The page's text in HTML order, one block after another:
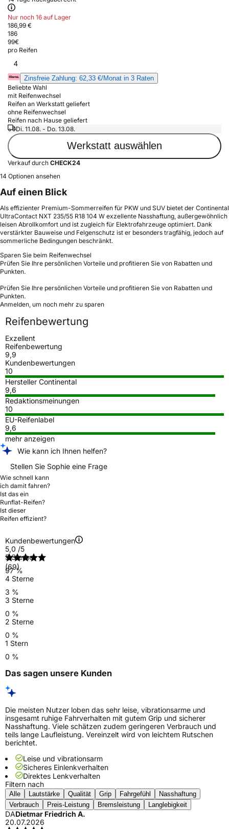
Nur noch 16 auf Lager
186,99 €
186
99€
pro Reifen
4
Zinsfreie Zahlung: 62,33 €/Monat in 3 Raten
Beliebte Wahl
mit Reifenwechsel
Reifen an Werkstatt geliefert
ohne Reifenwechsel
Reifen nach Hause geliefert
Di. 11.08. - Do. 13.08.
Werkstatt auswählen
Verkauf durch CHECK24
14 Optionen ansehen
Auf einen Blick
Als effizienter Premium-Sommerreifen für PKW und SUV bietet der Continental
UltraContact NXT 235/55 R18 104 W exzellente Nasshaftung, außergewöhnlich
leisen Abrollkomfort und ist zugleich für Elektrofahrzeuge optimiert. Dank
verstärkter Bauweise und Felgenschutz ist er besonders tragfähig, jedoch auf
sommerliche Bedingungen beschränkt.
Sparen Sie beim Reifenwechsel
Prüfen Sie Ihre persönlichen Vorteile und profitieren Sie von Rabatten und
Punkten.
Prüfen Sie Ihre persönlichen Vorteile und profitieren Sie von Rabatten und
Punkten.
Anmelden, um noch mehr zu sparen
Reifenbewertung
Exzellent
Reifenbewertung
9,9
Kundenbewertungen
10
Hersteller Continental
9,6
Redaktionsmeinungen
10
EU-Reifenlabel
9,6
mehr anzeigen
Wie kann ich Ihnen helfen?
Stellen Sie Sophie eine Frage
Wie schnell kann
ich damit fahren?
Ist das ein
Runflat-Reifen?
Ist dieser
Reifen effizient?
Kundenbewertungen
5,0 /5
(69)
5 Sterne
97 %
4 Sterne
3 %
3 Sterne
0 %
2 Sterne
0 %
1 Stern
0 %
Das sagen unsere Kunden
Die meisten Nutzer loben das sehr leise, vibrationsarme und
insgesamt ruhige Fahrverhalten mit gutem Grip und sicherer
Nasshaftung. Viele schätzen zudem geringeren Verbrauch und
teils lange Laufleistung. Vereinzelt wird von leichtem Rutschen
berichtet.
Leise und vibrationsarm
Sicheres Einlenkverhalten
Direktes Lenkverhalten
Filtern nach
Alle Lautstärke Qualität Grip Fahrgefühl
Nasshaftung
Verbrauch
Preis-Leistung Bremsleistung Langlebigkeit
DADietmar Friedrich A.
20.07.2026